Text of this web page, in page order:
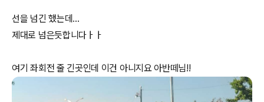
선을 넘긴 했는데...
제대로 넘은듯합니다ㅏㅏ
여기 좌회전 줄 긴곳인데 이건 아니지요 아반떼님!!